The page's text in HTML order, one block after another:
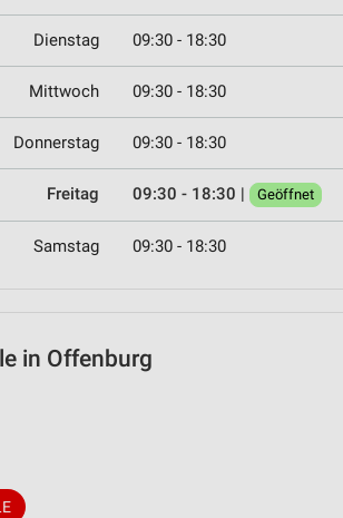
Dienstag 09:30 - 18:30
Mittwoch 09:30 - 18:30
Donnerstag 09:30 - 18:30
Freitag 09:30 - 18:30 | Geöffnet
Samstag 09:30 - 18:30
in Offenburg